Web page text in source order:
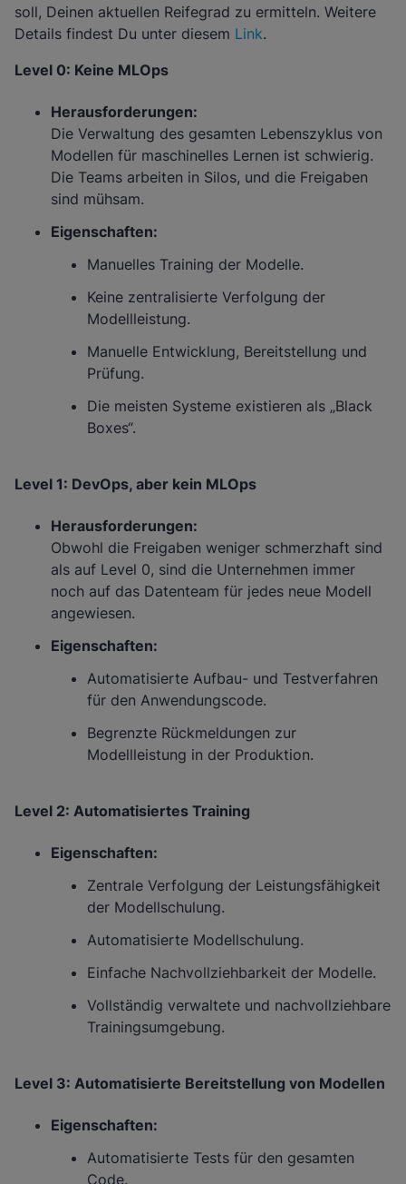
soll, Deinen aktuellen Reifegrad zu ermitteln. Weitere
Details findest Du unter diesem Link.
Level 0: Keine MLOps
Herausforderungen:
Die Verwaltung des gesamten Lebenszyklus von
Modellen für maschinelles Lernen ist schwierig.
Die Teams arbeiten in Silos, und die Freigaben
sind mühsam.
Eigenschaften:
Manuelles Training der Modelle.
Keine zentralisierte Verfolgung der
Modellleistung.
Manuelle Entwicklung, Bereitstellung und
Prüfung.
Die meisten Systeme existieren als „Black
Boxes“.
Level 1: DevOps, aber kein MLOps
Herausforderungen:
Obwohl die Freigaben weniger schmerzhaft sind
als auf Level 0, sind die Unternehmen immer
noch auf das Datenteam für jedes neue Modell
angewiesen.
Eigenschaften:
Automatisierte Aufbau- und Testverfahren
für den Anwendungscode.
Begrenzte Rückmeldungen zur
Modellleistung in der Produktion.
Level 2: Automatisiertes Training
Eigenschaften:
Zentrale Verfolgung der Leistungsfähigkeit
der Modellschulung.
Automatisierte Modellschulung.
Einfache Nachvollziehbarkeit der Modelle.
Vollständig verwaltete und nachvollziehbare
Trainingsumgebung.
Level 3: Automatisierte Bereitstellung von Modellen
Eigenschaften:
Automatisierte Tests für den gesamten
Code.